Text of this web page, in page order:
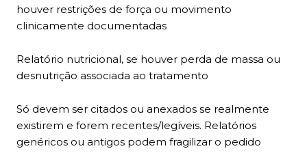
houver restrições de força ou movimento
clinicamente documentadas
Relatório nutricional, se houver perda de massa ou
desnutrição associada ao tratamento
Só devem ser citados ou anexados se realmente
existirem e forem recentes/legíveis. Relatórios
genéricos ou antigos podem fragilizar o pedido